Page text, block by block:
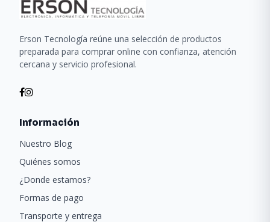
Erson Tecnología reúne una selección de productos
preparada para comprar online con confianza, atención
cercana y servicio profesional.
Información
Nuestro Blog
Quiénes somos
¿Donde estamos?
Formas de pago
Transporte y entrega